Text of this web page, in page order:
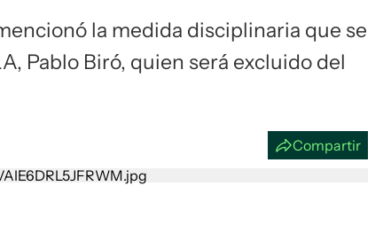
la medida disciplinaria que se
Pablo Biró, quien será excluido del
Compartir